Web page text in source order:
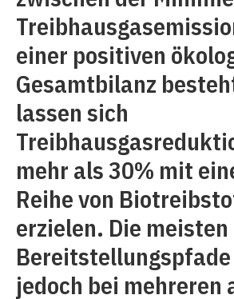
einer positiven
Gesamtbilanz
lassen sich
mehr als 30% mit
Reihe von
erzielen. Die
jedoch bei mehreren